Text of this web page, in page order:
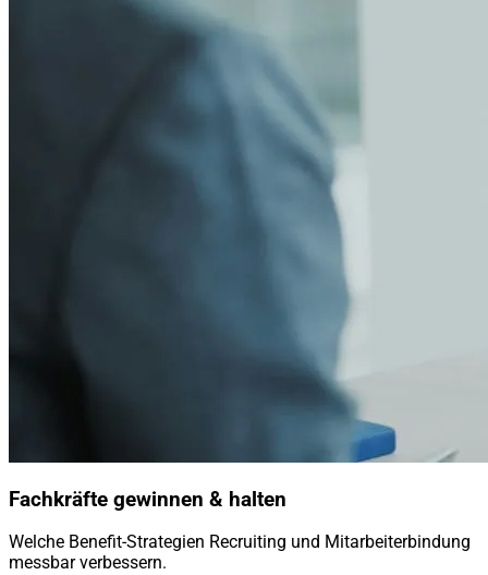
Fachkräfte gewinnen & halten
Welche Benefit-Strategien Recruiting und Mitarbeiterbindung
messbar verbessern.